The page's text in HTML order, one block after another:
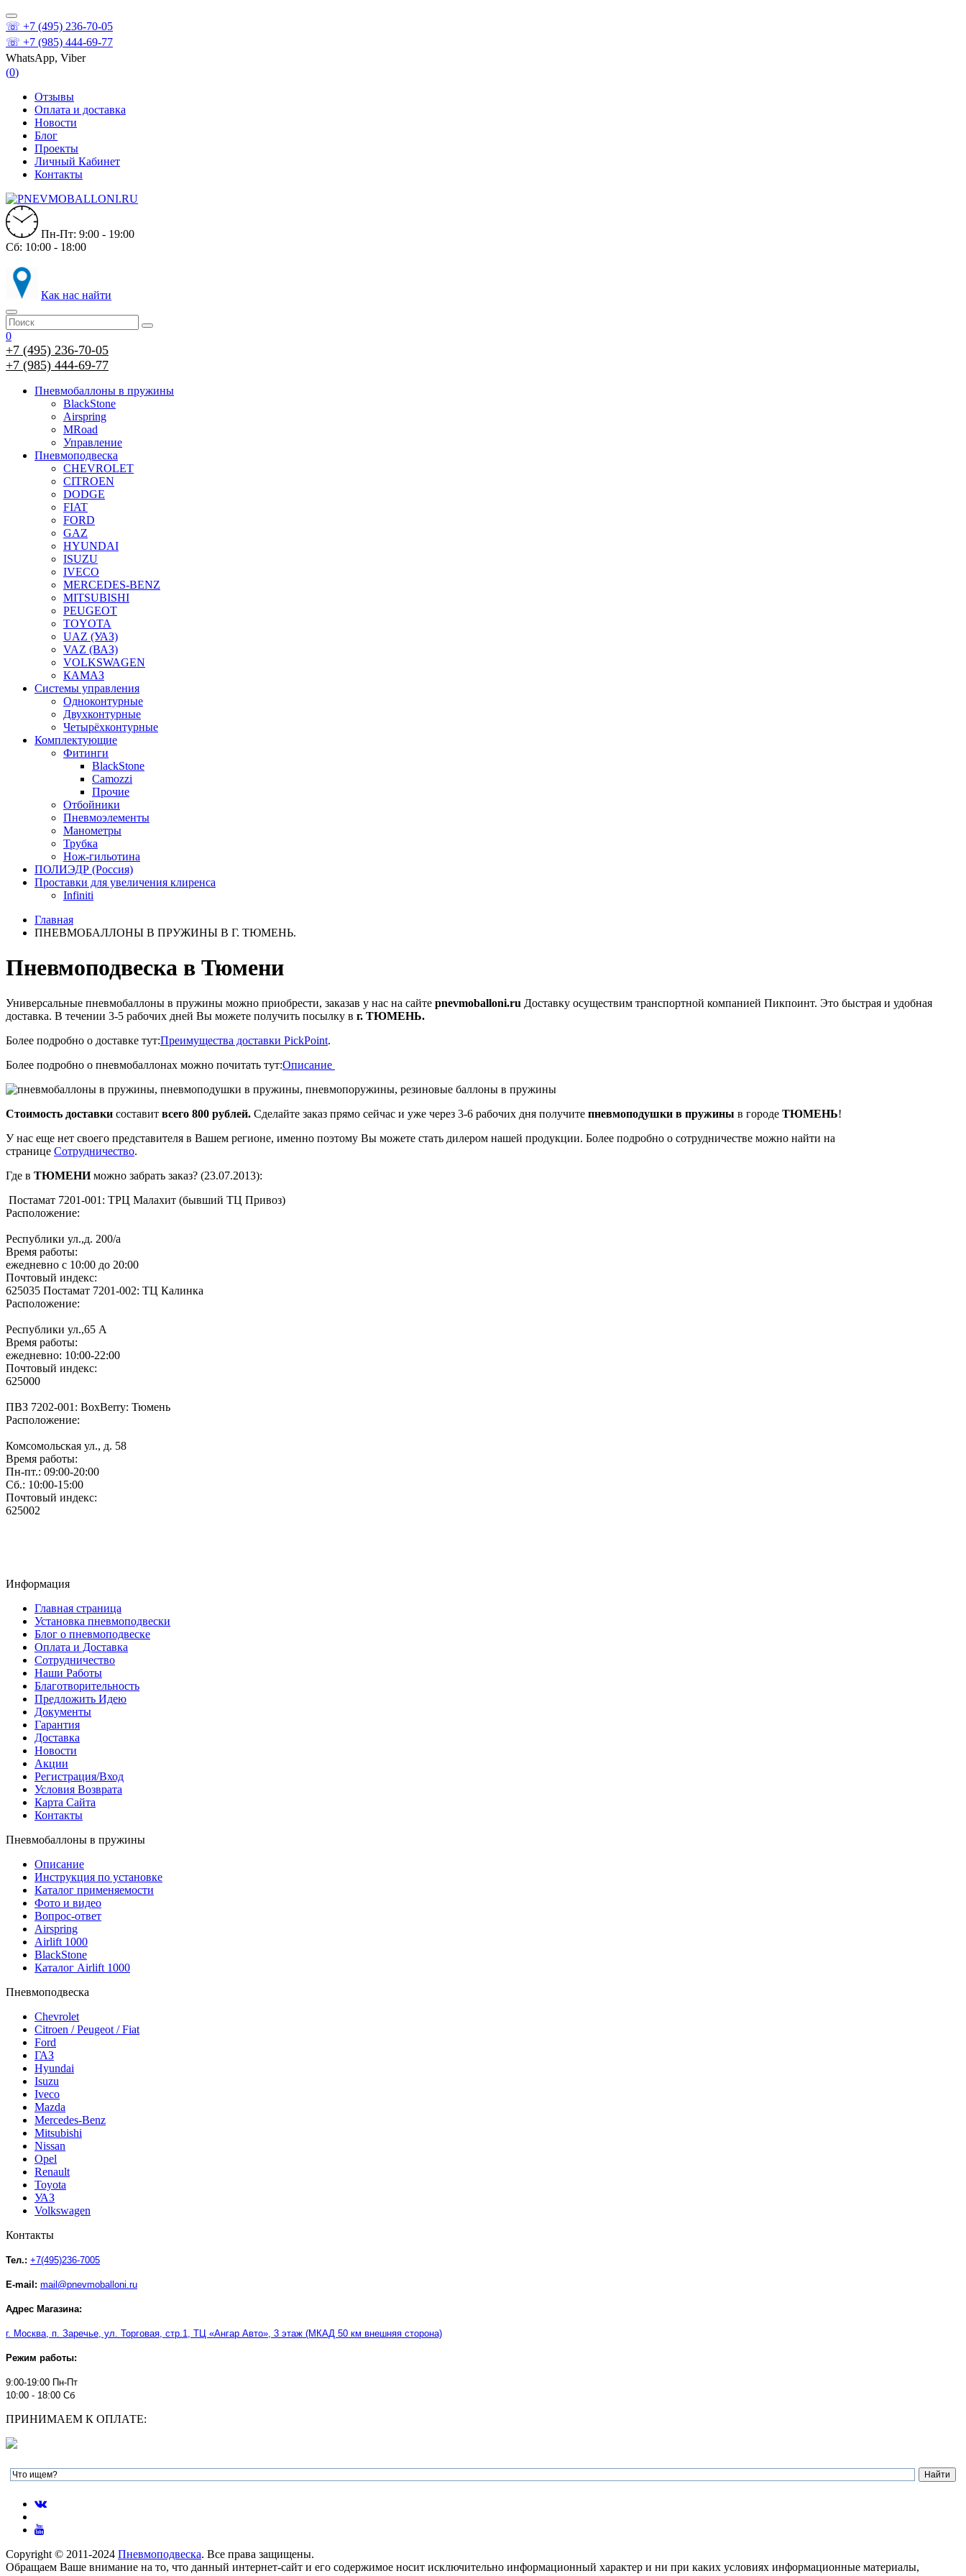
☏ +7 (495) 236-70-05
☏ +7 (985) 444-69-77
WhatsApp, Viber
(0)
Отзывы
Оплата и доставка
Новости
Блог
Проекты
Личный Кабинет
Контакты
Пн-Пт: 9:00 - 19:00
Сб: 10:00 - 18:00
Как нас найти
0
+7 (495) 236-70-05
+7 (985) 444-69-77
Пневмобаллоны в пружины
BlackStone
Airspring
MRoad
Управление
Пневмоподвеска
CHEVROLET
CITROEN
DODGE
FIAT
FORD
GAZ
HYUNDAI
ISUZU
IVECO
MERCEDES-BENZ
MITSUBISHI
PEUGEOT
TOYOTA
UAZ (УАЗ)
VAZ (ВАЗ)
VOLKSWAGEN
КАМАЗ
Системы управления
Одноконтурные
Двухконтурные
Четырёхконтурные
Комплектующие
Фитинги
BlackStone
Camozzi
Прочие
Отбойники
Пневмоэлементы
Манометры
Трубка
Нож-гильотина
ПОЛИЭДР (Россия)
Проставки для увеличения клиренса
Infiniti
Главная
ПНЕВМОБАЛЛОНЫ В ПРУЖИНЫ В Г. ТЮМЕНЬ.
Пневмоподвеска в Тюмени
Универсальные пневмобаллоны в пружины можно приобрести, заказав у нас на сайте pnevmoballoni.ru Доставку осуществим транспортной компанией Пикпоинт. Это быстрая и удобная
доставка. В течении 3-5 рабочих дней Вы можете получить посылку в г. ТЮМЕНЬ.
Более подробно о доставке тут:Преимущества доставки PickPoint.
Более подробно о пневмобаллонах можно почитать тут:Описание
Стоимость доставки составит всего 800 рублей. Сделайте заказ прямо сейчас и уже через 3-6 рабочих дня получите пневмоподушки в пружины в городе ТЮМЕНЬ!
У нас еще нет своего представителя в Вашем регионе, именно поэтому Вы можете стать дилером нашей продукции. Более подробно о сотрудничестве можно найти на
странице Сотрудничество.
Где в ТЮМЕНИможно забрать заказ? (23.07.2013):
Постамат 7201-001: ТРЦ Малахит (бывший ТЦ Привоз)
Расположение:
Республики ул.,д. 200/а
Время работы:
ежедневно с 10:00 до 20:00
Почтовый индекс:
625035 Постамат 7201-002: ТЦ Калинка
Расположение:
Республики ул.,65 А
Время работы:
ежедневно: 10:00-22:00
Почтовый индекс:
625000
ПВЗ 7202-001: BoxBerry: Тюмень
Расположение:
Комсомольская ул., д. 58
Время работы:
Пн-пт.: 09:00-20:00
Сб.: 10:00-15:00
Почтовый индекс:
625002
Информация
Главная страница
Установка пневмоподвески
Блог о пневмоподвеске
Оплата и Доставка
Сотрудничество
Наши Работы
Благотворительность
Предложить Идею
Документы
Гарантия
Доставка
Новости
Акции
Регистрация/Вход
Условия Возврата
Карта Сайта
Контакты
Пневмобаллоны в пружины
Описание
Инструкция по установке
Каталог применяемости
Фото и видео
Вопрос-ответ
Airspring
Airlift 1000
BlackStone
Каталог Airlift 1000
Пневмоподвеска
Chevrolet
Citroen / Peugeot / Fiat
Ford
ГАЗ
Hyundai
Isuzu
Iveco
Mazda
Mercedes-Benz
Mitsubishi
Nissan
Opel
Renault
Toyota
УАЗ
Volkswagen
Контакты
Тел.: +7(495)236-7005
E-mail: mail@pnevmoballoni.ru
Адрес Магазина:
г. Москва, п. Заречье, ул. Торговая, стр.1, ТЦ «Ангар Авто» , 3 этаж (МКАД 50 км внешняя сторона)
Режим работы:
9:00-19:00 Пн-Пт
10:00 - 18:00 Сб
ПРИНИМАЕМ К ОПЛАТЕ:
Copyright © 2011-2024 Пневмоподвеска. Все права защищены.
Обращаем Ваше внимание на то, что данный интернет-сайт и его содержимое носит исключительно информационный характер и ни при каких условиях информационные материалы,